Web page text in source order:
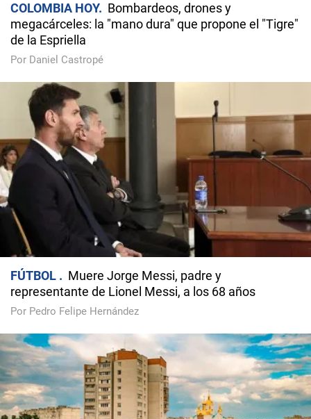
COLOMBIA HOY
Bombardeos, drones y
megacárceles: la "mano dura" que propone el "Tigre"
de la Espriella
Por Daniel Castropé
FÚTBOL
Muere Jorge Messi, padre y
representante de Lionel Messi, a los 68 años
Por Pedro Felipe Hernández